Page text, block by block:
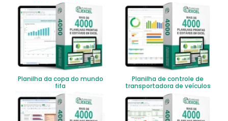
Planilha da copa do mundo
fifa
Planilha de controle de
transportadora de veículos